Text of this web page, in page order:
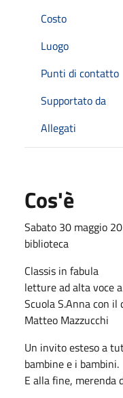
Costo
Luogo
Punti di contatto
Supportato da
Allegati
Cos'è
Sabato 30 maggio
biblioteca
Classis in fabula
letture ad alta voce
Scuola S.Anna con
Matteo Mazzucchi
Un invito esteso a
bambine e i bambini.
E alla fine,